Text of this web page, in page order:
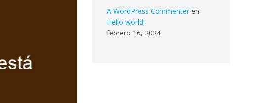
A WordPress Commenter en
Hello world!
febrero 16, 2024